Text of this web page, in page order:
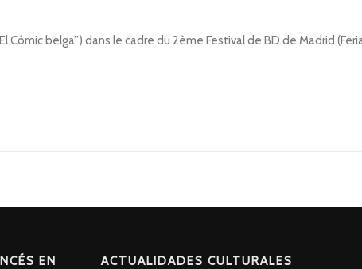
Cómic belga”) dans le cadre du 2ème Festival de BD de Madrid
EN
ACTUALIDADES CULTURALES